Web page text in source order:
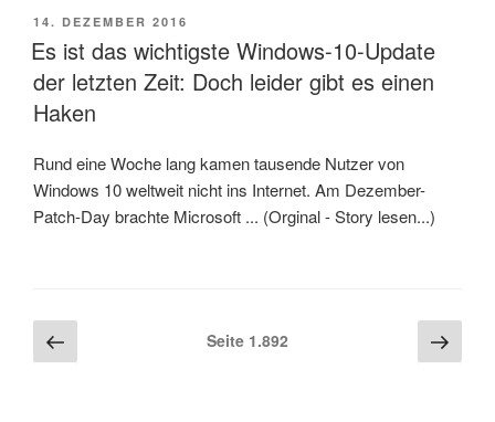
VERÖFFENTLICHT
AM
14. DEZEMBER 2016
Es ist das wichtigste Windows-10-Update
der letzten Zeit: Doch leider gibt es einen
Haken
Rund eine Woche lang kamen tausende Nutzer von
Windows 10 weltweit nicht ins Internet. Am Dezember-
Patch-Day brachte Microsoft ... (Orginal - Story lesen...)
Beitragsnavigation
Seite
Seite 1.892
Seite